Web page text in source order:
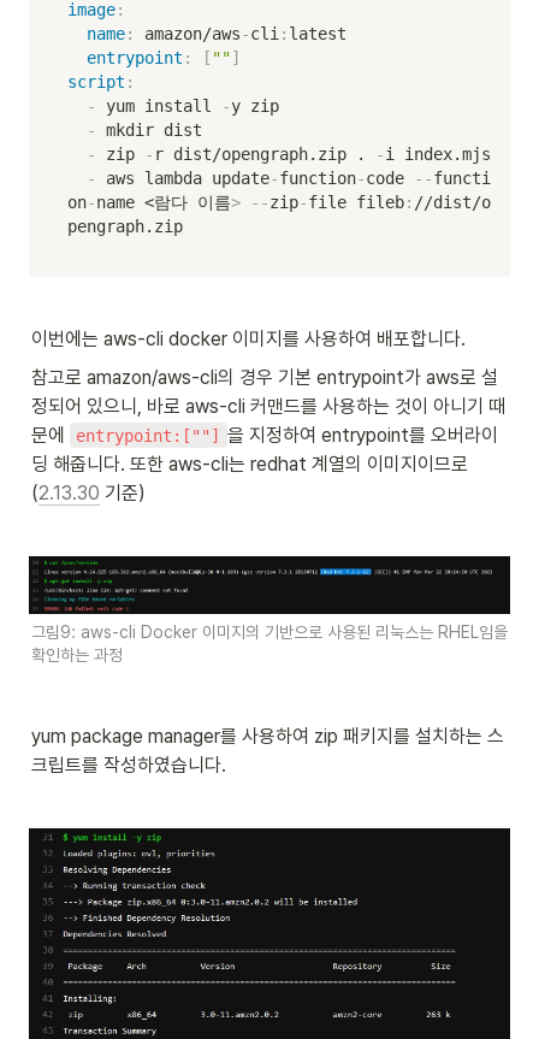
image:
name: amazon/aws-cli : latest
entrypoint : [ ""]
script :
-
yum install -y zip
-
mkdir dist
-
zip - r dist/opengraph.zip . -i index.mjs
-
aws lambda update-function-code - -functi
on-name <람다 이름> - -zip-file fileb: //dist/o
pengraph.zip
이번에는 aws-cli docker 이미지를 사용하여 배포합니다.
참고로 amazon/aws-cli의 경우 기본 entrypoint가 aws로 설
정되어 있으니, 바로 aws-cli 커맨드를 사용하는 것이 아니기 때
문에
entrypoint:[""] 을 지정하여 entrypoint를 오버라이
딩 해줍니다. 또한 aws-cli는 redhat 계열의 이미지이므로
(2.13.30 기준)
그림9: aws-cli Docker 이미지의 기반으로 사용된 리눅스는 RHEL임을
확인하는 과정
yum package manager를 사용하여 zip 패키지를 설치하는 스
크립트를 작성하였습니다.